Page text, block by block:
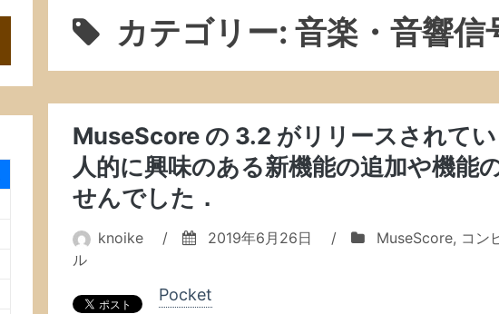
カテゴリー: 音楽・音響信
MuseScore の 3.2 がリリースされて
人的に興味のある新機能の追加や機能
せんでした．
knoike / 2019年6月26日 / MuseScore, コン
ル
Pocket